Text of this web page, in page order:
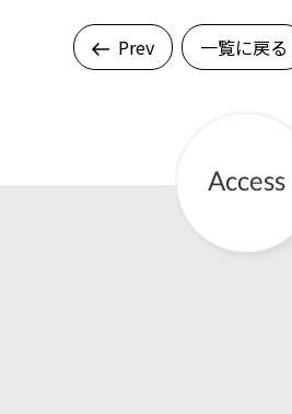
Prev 一覧に戻る
遠方にお住まいで当院での出
English Page